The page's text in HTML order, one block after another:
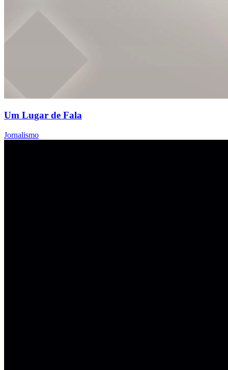
Um Lugar de Fala
Jornalismo